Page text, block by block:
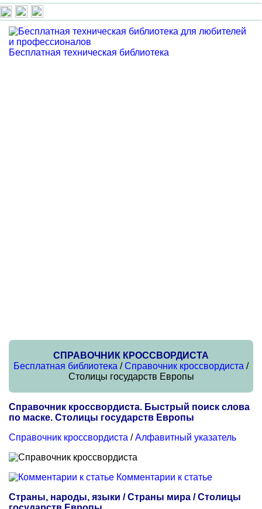
Бесплатная техническая библиотека
СПРАВОЧНИК КРОССВОРДИСТА
Бесплатная библиотека /Справочник кроссвордиста /
Столицы государств Европы
Справочник кроссвордиста. Быстрый поиск слова
по маске. Столицы государств Европы
Справочник кроссвордиста /Алфавитный указатель
Комментарии к статье
Страны, народы, языки / Страны мира / Столицы